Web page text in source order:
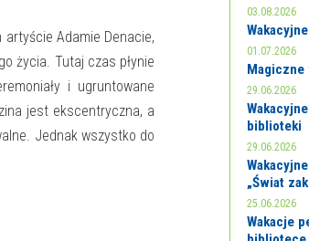
Adamie Denacie,
życia. Tutaj czas płynie
i ugruntowane
jest ekscentryczna, a
Jednak wszystko do
03.08.2026
01.07.2026
Magiczne
29.06.2026
biblioteki
29.06.2026
„Świat
25.06.2026
Wakacje